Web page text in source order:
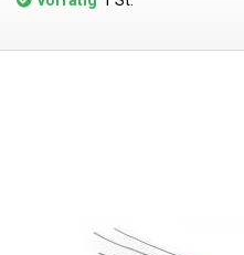
unabhängige 40W Heizelemente,
werden verwendet, um die